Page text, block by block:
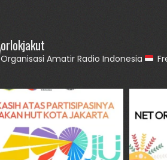
orlokjakut
Organisasi Amatir Radio Indonesia